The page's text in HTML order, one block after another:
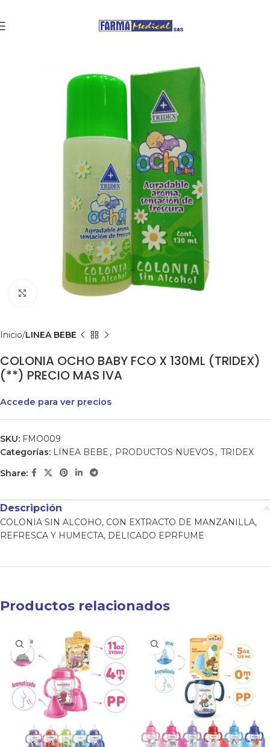
Clic para agrandar
Inicio LINEA BEBE
COLONIA OCHO BABY FCO X 130ML (TRIDEX)
(**) PRECIO MAS IVA
Accede para ver precios
SKU: FMO009
Categorías: LINEA BEBE , PRODUCTOS NUEVOS , TRIDEX
Share:
Descripción
COLONIA SIN ALCOHO, CON EXTRACTO DE MANZANILLA,
REFRESCA Y HUMECTA, DELICADO EPRFUME
Productos relacionados